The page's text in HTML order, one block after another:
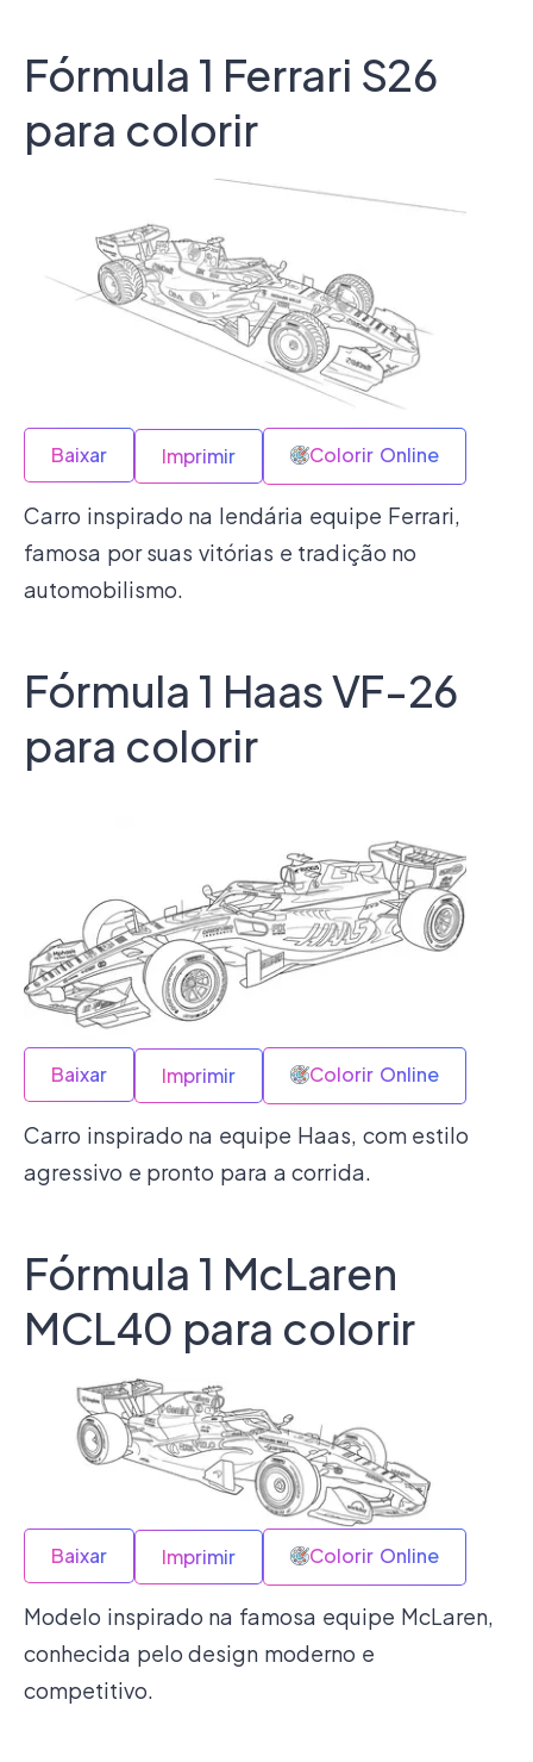
Fórmula 1 Ferrari S26
para colorir
Baixar Imprimir Colorir Online
Carro inspirado na lendária equipe Ferrari,
famosa por suas vitórias e tradição no
automobilismo.
Fórmula 1 Haas VF-26
para colorir
Baixar Imprimir Colorir Online
Carro inspirado na equipe Haas, com estilo
agressivo e pronto para a corrida.
Fórmula 1 McLaren
MCL40 para colorir
Baixar Imprimir Colorir Online
Modelo inspirado na famosa equipe McLaren,
conhecida pelo design moderno e
competitivo.